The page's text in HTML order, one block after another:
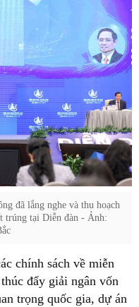
đã lắng nghe và thu hoạch
trúng tại Diễn đàn - Ảnh:
chính sách về miễn
đẩy giải ngân vốn
trọng quốc gia, dự án